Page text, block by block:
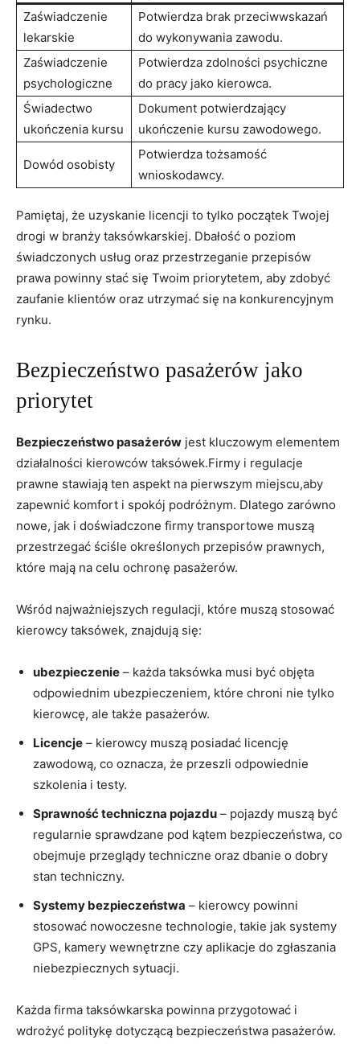
Zaświadczenie
lekarskie
Potwierdza brak przeciwwskazań
do wykonywania zawodu.
Zaświadczenie
psychologiczne
Potwierdza zdolności psychiczne
do pracy jako kierowca.
Świadectwo
ukończenia kursu
Dokument potwierdzający
ukończenie kursu zawodowego.
Dowód osobisty
Potwierdza tożsamość
wnioskodawcy.
Pamiętaj, że uzyskanie licencji to tylko początek Twojej
drogi w branży taksówkarskiej. Dbałość o poziom
świadczonych usług oraz przestrzeganie przepisów
prawa powinny stać się Twoim priorytetem, aby zdobyć
zaufanie klientów oraz utrzymać się na konkurencyjnym
rynku.
Bezpieczeństwo pasażerów jako
priorytet
Bezpieczeństwo pasażerów jest kluczowym elementem
działalności kierowców taksówek.Firmy i regulacje
prawne stawiają ten aspekt na pierwszym miejscu,aby
zapewnić komfort i spokój podróżnym. Dlatego zarówno
nowe, jak i doświadczone firmy transportowe muszą
przestrzegać ściśle określonych przepisów prawnych,
które mają na celu ochronę pasażerów.
Wśród najważniejszych regulacji, które muszą stosować
kierowcy taksówek, znajdują się:
ubezpieczenie – każda taksówka musi być objęta
odpowiednim ubezpieczeniem, które chroni nie tylko
kierowcę, ale także pasażerów.
Licencje – kierowcy muszą posiadać licencję
zawodową, co oznacza, że przeszli odpowiednie
szkolenia i testy.
Sprawność techniczna pojazdu – pojazdy muszą być
regularnie sprawdzane pod kątem bezpieczeństwa, co
obejmuje przeglądy techniczne oraz dbanie o dobry
stan techniczny.
Systemy bezpieczeństwa – kierowcy powinni
stosować nowoczesne technologie, takie jak systemy
GPS, kamery wewnętrzne czy aplikacje do zgłaszania
niebezpiecznych sytuacji.
Każda firma taksówkarska powinna przygotować i
wdrożyć politykę dotyczącą bezpieczeństwa pasażerów.